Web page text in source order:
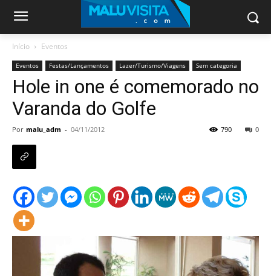
Início Eventos
Eventos Festas/Lançamentos Lazer/Turismo/Viagens Sem categoria
Hole in one é comemorado no
Varanda do Golfe
Por malu_adm - 04/11/2012 0
790